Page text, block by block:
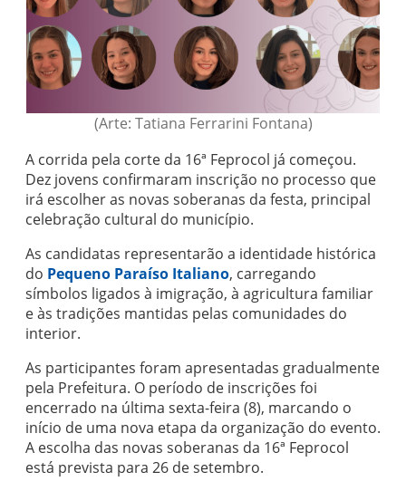
(Arte: Tatiana Ferrarini Fontana)
A corrida pela corte da 16ª Feprocol já começou.
Dez jovens confirmaram inscrição no processo que
irá escolher as novas soberanas da festa, principal
celebração cultural do município.
As candidatas representarão a identidade histórica
do Pequeno Paraíso Italiano, carregando
símbolos ligados à imigração, à agricultura familiar
e às tradições mantidas pelas comunidades do
interior.
As participantes foram apresentadas gradualmente
pela Prefeitura. O período de inscrições foi
encerrado na última sexta-feira (8), marcando o
início de uma nova etapa da organização do evento.
A escolha das novas soberanas da 16ª Feprocol
está prevista para 26 de setembro.